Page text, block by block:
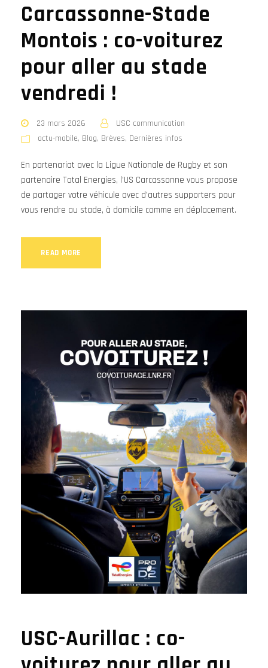
Carcassonne-Stade
Montois : co-voiturez
pour aller au stade
vendredi !
23 mars 2026
USC communication
actu-mobile, Blog, Brèves, Dernières infos
En partenariat avec la Ligue Nationale de Rugby et son
partenaire Total Energies, l'US Carcassonne vous propose
de partager votre véhicule avec d'autres supporters pour
vous rendre au stade, à domicile comme en déplacement.
READ MORE
USC-Aurillac : co-